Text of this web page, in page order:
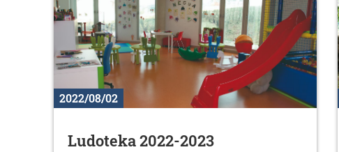
2022/08/02
Ludoteka 2022-2023